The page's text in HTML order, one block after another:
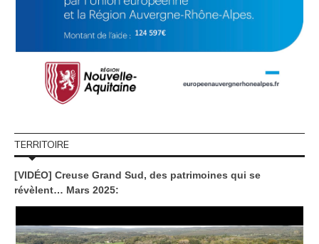
TERRITOIRE
[VIDÉO] Creuse Grand Sud, des patrimoines qui se
révèlent… Mars 2025: